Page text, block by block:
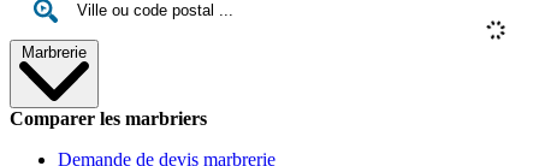
Marbrerie
Comparer les marbriers
Demande de devis marbrerie